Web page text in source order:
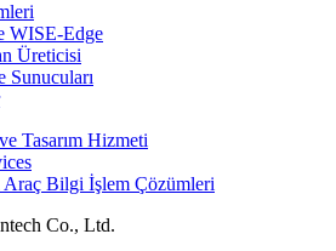
WISE-Edge
Üreticisi
Sunucuları
Tasarım Hizmeti
Bilgi İşlem Çözümleri
Co., Ltd.